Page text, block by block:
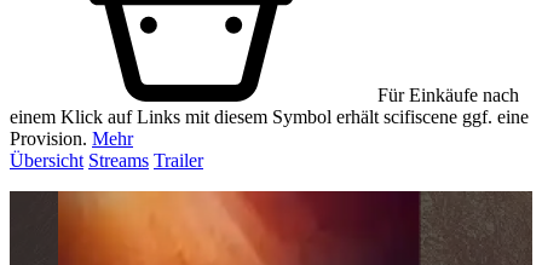
Für Einkäufe nach
einem Klick auf Links mit diesem Symbol erhält scifiscene ggf. eine
Provision. Mehr
Übersicht Streams Trailer